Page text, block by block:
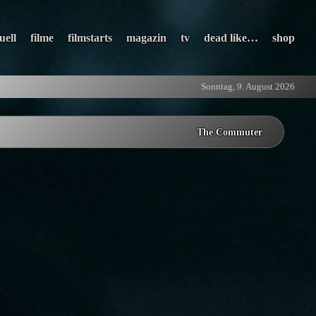
filme filmstarts magazin tv dead like… shop
Sonntag, 9. August 2026
The Commuter